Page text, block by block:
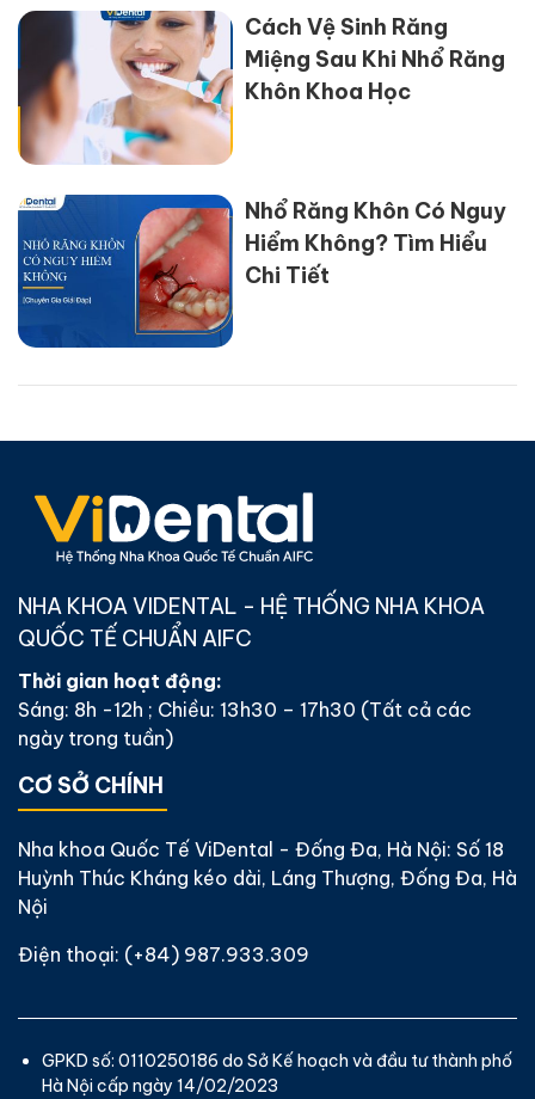
Cách Vệ Sinh Răng
Miệng Sau Khi Nhổ Răng
Khôn Khoa Học
Nhổ Răng Khôn Có Nguy
Hiểm Không? Tìm Hiểu
Chi Tiết
NHA KHOA VIDENTAL - HỆ THỐNG NHA KHOA
QUỐC TẾ CHUẨN AIFC
Thời gian hoạt động:
Sáng: 8h -12h ; Chiều: 13h30 – 17h30 (Tất cả các
ngày trong tuần)
CƠ SỞ CHÍNH
Nha khoa Quốc Tế ViDental - Đống Đa, Hà Nội: Số 18
Huỳnh Thúc Kháng kéo dài, Láng Thượng, Đống Đa, Hà
Nội
Điện thoại: (+84) 987.933.309
GPKD số: 0110250186 do Sở Kế hoạch và đầu tư thành phố
Hà Nội cấp ngày 14/02/2023